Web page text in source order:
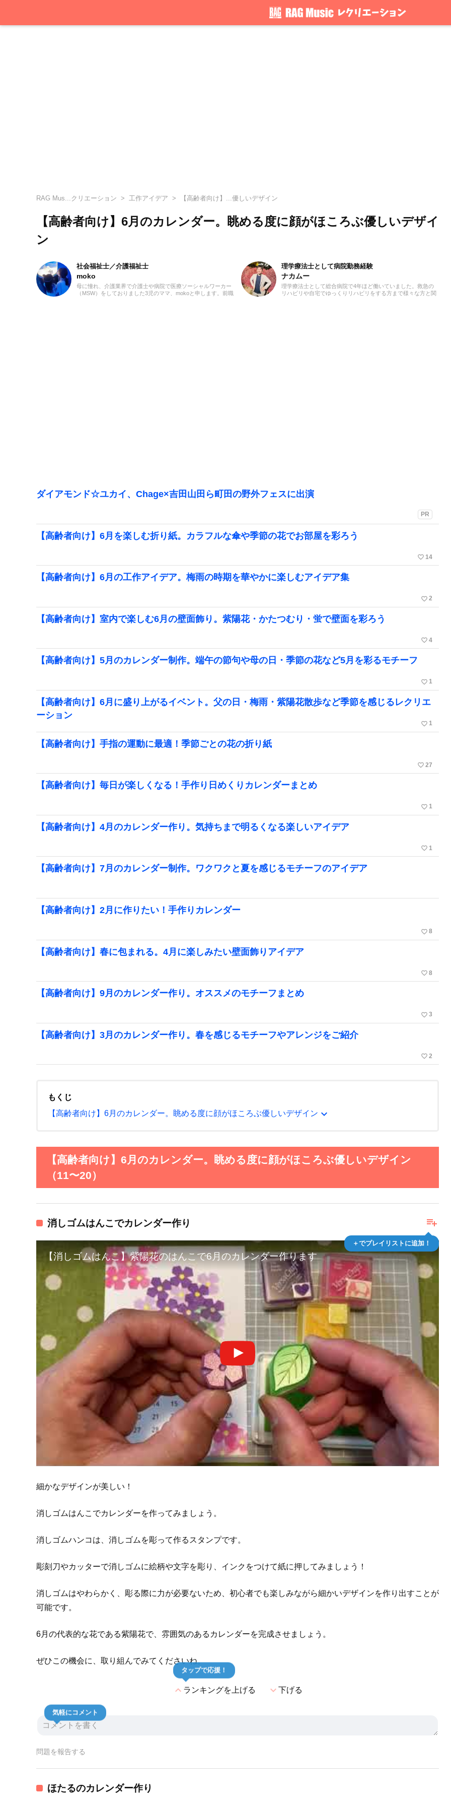
RAG Mus...クリエーション 工作アイデア 【高齢者向け】...優しいデザイン
【高齢者向け】6月のカレンダー。眺める度に顔がほころぶ優しいデザイ
ン
社会福祉士／介護福祉士
moko
母に憧れ、介護業界で介護士や病院で医療ソーシャルワーカー
（MSW）をしておりました3児のママ、mokoと申します。前職
理学療法士として病院勤務経験
ナカムー
理学療法士として総合病院で4年ほど働いていました。救急の
リハビリや自宅でゆっくりリハビリをする方まで様々な方と関
ダイアモンド☆ユカイ、Chage×吉田山田ら町田の野外フェスに出演
PR
【高齢者向け】6月を楽しむ折り紙。カラフルな傘や季節の花でお部屋を彩ろう
favorite_border 14
【高齢者向け】6月の工作アイデア。梅雨の時期を華やかに楽しむアイデア集
favorite_border 2
【高齢者向け】室内で楽しむ6月の壁面飾り。紫陽花・かたつむり・蛍で壁面を彩ろう
favorite_border 4
【高齢者向け】5月のカレンダー制作。端午の節句や母の日・季節の花など5月を彩るモチーフ
favorite_border 1
【高齢者向け】6月に盛り上がるイベント。父の日・梅雨・紫陽花散歩など季節を感じるレクリエ
ーション
favorite_border 1
【高齢者向け】手指の運動に最適！季節ごとの花の折り紙
favorite_border 27
【高齢者向け】毎日が楽しくなる！手作り日めくりカレンダーまとめ
favorite_border 1
【高齢者向け】4月のカレンダー作り。気持ちまで明るくなる楽しいアイデア
favorite_border 1
【高齢者向け】7月のカレンダー制作。ワクワクと夏を感じるモチーフのアイデア
【高齢者向け】2月に作りたい！手作りカレンダー
favorite_border 8
【高齢者向け】春に包まれる。4月に楽しみたい壁面飾りアイデア
favorite_border 8
【高齢者向け】9月のカレンダー作り。オススメのモチーフまとめ
favorite_border 3
【高齢者向け】3月のカレンダー作り。春を感じるモチーフやアレンジをご紹介
favorite_border 2
もくじ
【高齢者向け】6月のカレンダー。眺める度に顔がほころぶ優しいデザイン expand_more
【高齢者向け】6月のカレンダー。眺める度に顔がほころぶ優しいデザイン
（11〜20）
playlist_add
＋でプレイリストに追加！
消しゴムはんこでカレンダー作り
【消しゴムはんこ】紫陽花のはんこで6月のカレンダー作ります
細かなデザインが美しい！
消しゴムはんこでカレンダーを作ってみましょう。
消しゴムハンコは、消しゴムを彫って作るスタンプです。
彫刻刀やカッターで消しゴムに絵柄や文字を彫り、インクをつけて紙に押してみましょう！
消しゴムはやわらかく、彫る際に力が必要ないため、初心者でも楽しみながら細かいデザインを作り出すことが
可能です。
6月の代表的な花である紫陽花で、雰囲気のあるカレンダーを完成させましょう。
ぜひこの機会に、取り組んでみてくださいね。
expand_lessランキングを上げる
タップで応援！
expand_more下げる
気軽にコメント
問題を報告する
ほたるのカレンダー作り